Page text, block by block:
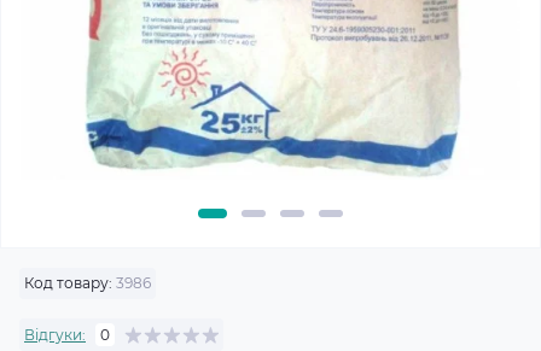
Код товару: 3986
Відгуки: 0